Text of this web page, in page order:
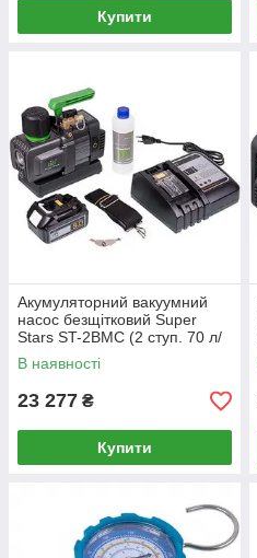
Купити
Акумуляторний вакуумний
насос безщітковий Super
Stars ST-2BMC (2 ступ. 70 л/
хв)
В наявності
23 277 ₴
Купити